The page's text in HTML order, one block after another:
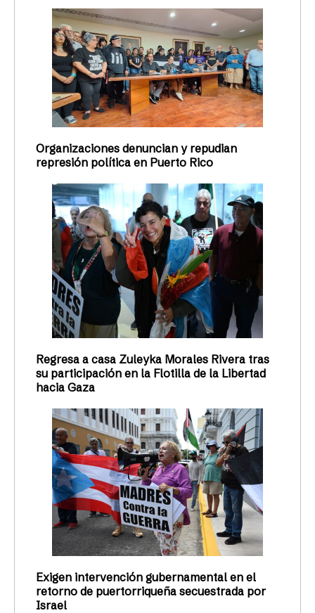
Organizaciones denuncian y repudian
represión política en Puerto Rico
Regresa a casa Zuleyka Morales Rivera tras
su participación en la Flotilla de la Libertad
hacia Gaza
Exigen intervención gubernamental en el
retorno de puertorriqueña secuestrada por
Israel